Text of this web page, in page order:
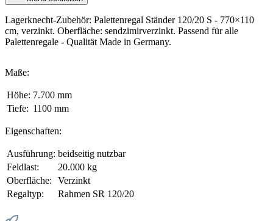
Lagerknecht-Zubehör: Palettenregal Ständer 120/20 S - 770×110
cm, verzinkt. Oberfläche: sendzimirverzinkt. Passend für alle
Palettenregale - Qualität Made in Germany.
Maße:
Höhe: 7.700 mm
Tiefe: 1100 mm
Eigenschaften:
Ausführung: beidseitig nutzbar
Feldlast:
20.000 kg
Oberfläche:
Verzinkt
Regaltyp:
Rahmen SR 120/20